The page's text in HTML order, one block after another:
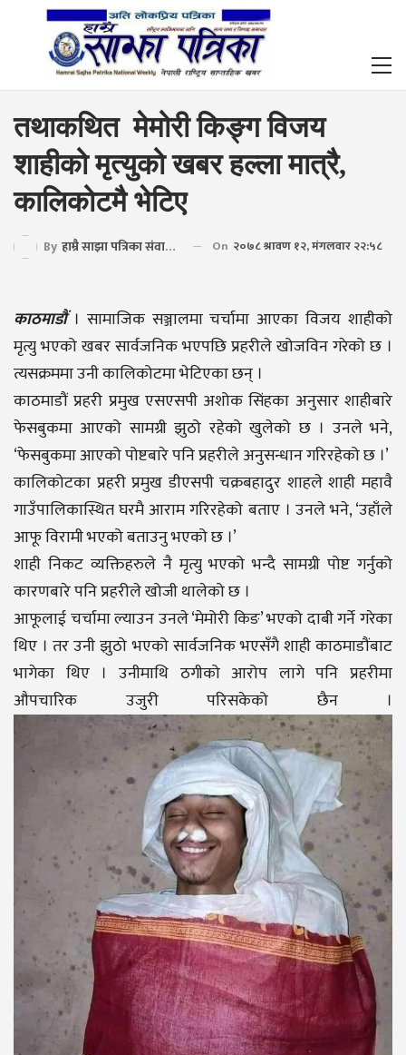
तथाकथित मेमोरी किङ्ग विजय
शाहीको मृत्युको खबर हल्ला मात्रै,
कालिकोटमै भेटिए
By हाम्रै साझा पत्रिका संवाददाता On २०७८ श्रावण १२, मंगलवार २२:५८
काठमाडौं। सामाजिक सञ्जालमा चर्चामा आएका विजय शाहीको
मृत्यु भएको खबर सार्वजनिक भएपछि प्रहरीले खोजविन गरेको छ ।
त्यसक्रममा उनी कालिकोटमा भेटिएका छन् ।
काठमाडौं प्रहरी प्रमुख एसएसपी अशोक सिंहका अनुसार शाहीबारे
फेसबुकमा आएको सामग्री झुठो रहेको खुलेको छ । उनले भने,
‘फेसबुकमा आएको पोष्टबारे पनि प्रहरीले अनुसन्धान गरिरहेको छ ।’
कालिकोटका प्रहरी प्रमुख डीएसपी चक्रबहादुर शाहले शाही महावै
गाउँपालिकास्थित घरमै आराम गरिरहेको बताए । उनले भने, ‘उहाँले
आफू विरामी भएको बताउनु भएको छ ।’
शाही निकट व्यक्तिहरुले नै मृत्यु भएको भन्दै सामग्री पोष्ट गर्नुको
कारणबारे पनि प्रहरीले खोजी थालेको छ ।
आफूलाई चर्चामा ल्याउन उनले ‘मेमोरी किङ’ भएको दाबी गर्ने गरेका
थिए । तर उनी झुठो भएको सार्वजनिक भएसँगै शाही काठमाडौंबाट
भागेका थिए । उनीमाथि ठगीको आरोप लागे पनि प्रहरीमा
औपचारिक उजुरी परिसकेको छैन ।